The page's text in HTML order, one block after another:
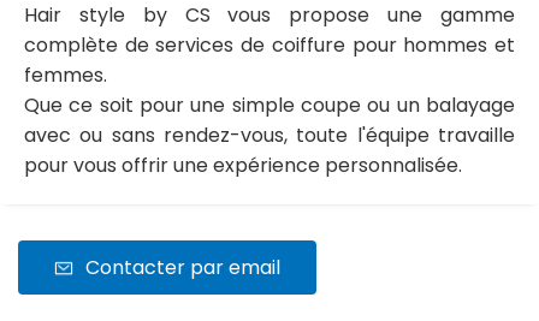
Hair style by CS vous propose une gamme
complète de services de coiffure pour hommes et
femmes.
Que ce soit pour une simple coupe ou un balayage
avec ou sans rendez-vous, toute l'équipe travaille
pour vous offrir une expérience personnalisée.
Contacter par email